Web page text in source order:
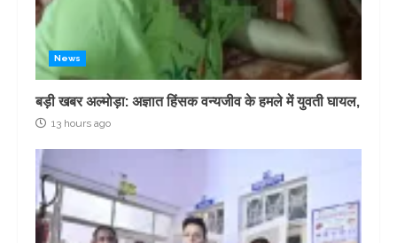
News
बड़ी खबर अल्मोड़ा: अज्ञात हिंसक वन्यजीव के हमले में युवती घायल,
13 hours ago